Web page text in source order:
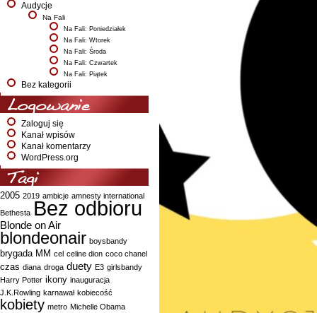
Audycje
Na Fali
Na Fali: Poniedziałek
Na Fali: Wtorek
Na Fali: Środa
Na Fali: Czwartek
Na Fali: Piątek
Bez kategorii
Logowanie
Zaloguj się
Kanał wpisów
Kanał komentarzy
WordPress.org
Tagi
2005 2019 ambicje amnesty international
Bethesta Bez odbioru
Blonde on Air
blondeonair boysbandy
brygada MM cel celine dion coco chanel
czas diana droga duety E3 girlsbandy
Harry Potter ikony inauguracja
J.K.Rowling karnawał kobiecość
kobiety metro Michelle Obama